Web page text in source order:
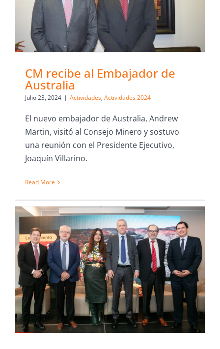
CM recibe al Embajador de
Australia
Julio 23, 2024 | Actividades, Actividades 2024
El nuevo embajador de Australia, Andrew
Martin, visitó al Consejo Minero y sostuvo
una reunión con el Presidente Ejecutivo,
Joaquín Villarino.
Read More